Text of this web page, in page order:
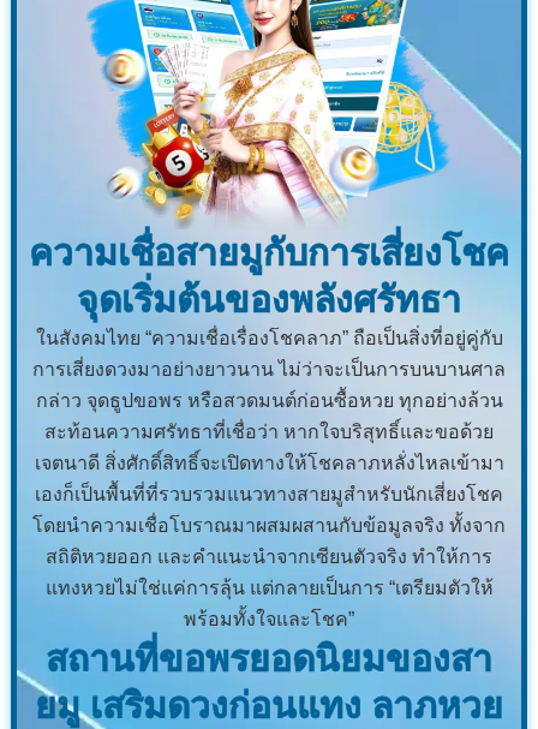
ความเชื่อสายมูกับการเสี่ยงโชค
จุดเริ่มต้นของพลังศรัทธา
ในสังคมไทย “ความเชื่อเรื่องโชคลาภ” ถือเป็นสิ่งที่อยู่คู่กับ
การเสี่ยงดวงมาอย่างยาวนาน ไม่ว่าจะเป็นการบนบานศาล
กล่าว จุดธูปขอพร หรือสวดมนต์ก่อนซื้อหวย ทุกอย่างล้วน
สะท้อนความศรัทธาที่เชื่อว่า หากใจบริสุทธิ์และขอด้วย
เจตนาดี สิ่งศักดิ์สิทธิ์จะเปิดทางให้โชคลาภหลั่งไหลเข้ามา
เองก็เป็นพื้นที่ที่รวบรวมแนวทางสายมูสำหรับนักเสี่ยงโชค
โดยนำความเชื่อโบราณมาผสมผสานกับข้อมูลจริง ทั้งจาก
สถิติหวยออก และคำแนะนำจากเซียนตัวจริง ทำให้การ
แทงหวยไม่ใช่แค่การลุ้น แต่กลายเป็นการ “เตรียมตัวให้
พร้อมทั้งใจและโชค”
สถานที่ขอพรยอดนิยมของสา
ยมู เสริมดวงก่อนแทง ลาภหวย